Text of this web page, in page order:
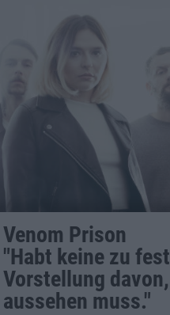
Venom Prison
"Habt keine zu
Vorstellung
aussehen muss."